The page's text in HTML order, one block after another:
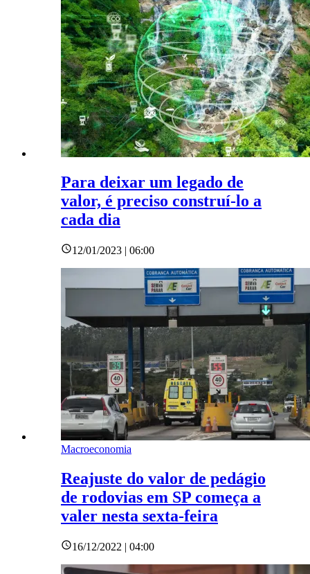
Para deixar um legado de
valor, é preciso construí-lo a
cada dia
12/01/2023 | 06:00
Macroeconomia
Reajuste do valor de pedágio
de rodovias em SP começa a
valer nesta sexta-feira
16/12/2022 | 04:00